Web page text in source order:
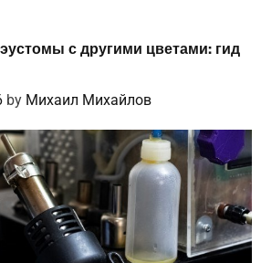
с другими цветами: гид
by Михаил Михайлов